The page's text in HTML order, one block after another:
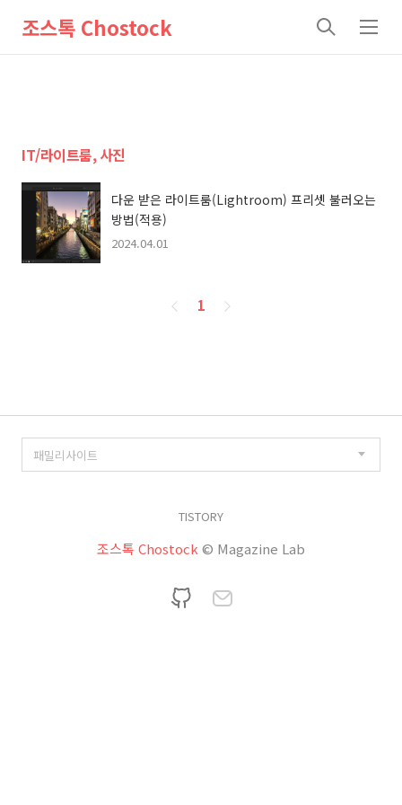
조스톡 Chostock
검
메
IT/라이트룸, 사진
다운 받은 라이트룸(Lightroom) 프리셋 불러오는
방법(적용)
2024.04.01
페
1
TISTORY
조스톡 Chostock © Magazine Lab